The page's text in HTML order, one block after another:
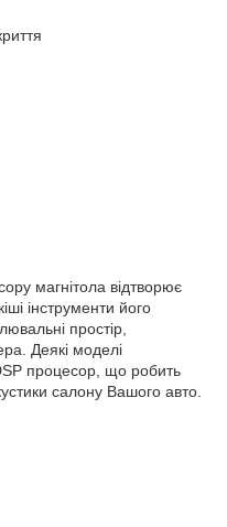
магнітола відтворює
інструменти його
простір,
Деякі моделі
процесор, що робить
салону Вашого авто.